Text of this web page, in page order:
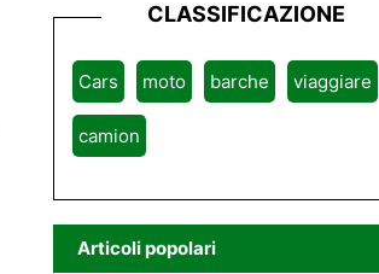
CLASSIFICAZIONE
Cars moto barche viaggiare
camion
Articoli popolari